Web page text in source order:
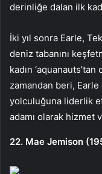
derinliğe dalan ilk
İki yıl sonra Earle,
deniz tabanını
kadın
zamandan beri, Earle
yolculuğuna liderlik
adamı olarak hizmet
22. Mae Jemison